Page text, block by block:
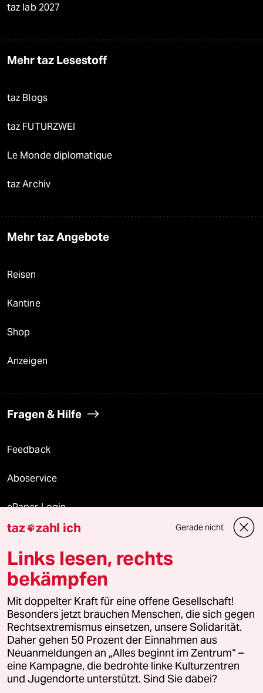
taz lab 2027
Mehr taz Lesestoff
taz Blogs
taz FUTURZWEI
Le Monde diplomatique
taz Archiv
Mehr taz Angebote
Reisen
Kantine
Shop
Anzeigen
Fragen & Hilfe
Feedback
Aboservice
ePaper Login
Downloads für Abonnierende
© 2026 taz Verlags und Vertriebs GmbH
Alle Rechte vorbehalten. Bei rechtlichen Fragen oder für Genehmigungen
wenden Sie sich bitte an
lizenzen@taz.de
Feedback Redaktionsstatut Kommune-Richtlinien
Leitlinie Informant Datenschutz Impressum AGB
taz zahl ich Gerade nicht
Links lesen, rechts
bekämpfen
Mit doppelter Kraft für eine offene Gesellschaft!
Besonders jetzt brauchen Menschen, die sich gegen
Rechtsextremismus einsetzen, unsere Solidarität.
Daher gehen 50 Prozent der Einnahmen aus
Neuanmeldungen an „Alles beginnt im Zentrum“ –
eine Kampagne, die bedrohte linke Kulturzentren
und Jugendorte unterstützt. Sind Sie dabei?